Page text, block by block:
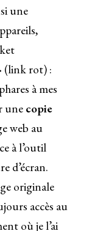
une
(link rot) :
à mes
une copie
web au
à l’outil
d’écran.
originale
accès au
où je l’ai